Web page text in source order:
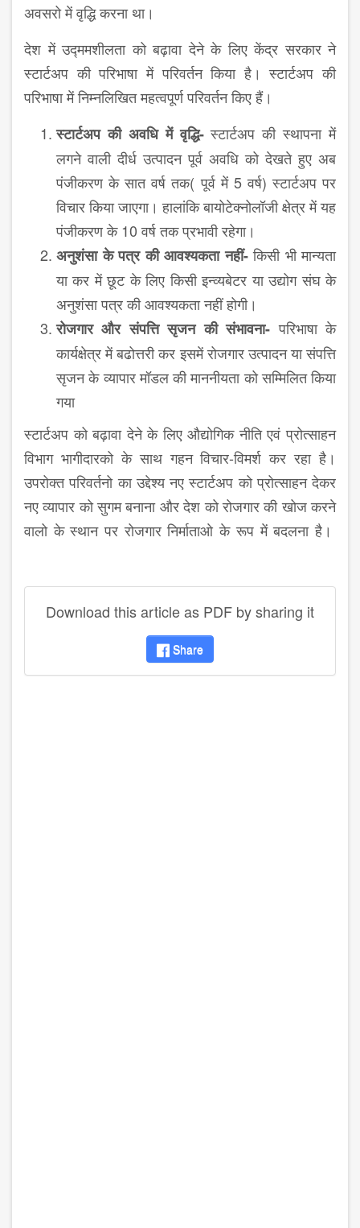
अवसरो में वृद्धि करना था।
देश में उद्ममशीलता को बढ़ावा देने के लिए केंद्र सरकार ने
स्टार्टअप की परिभाषा में परिवर्तन किया है। स्टार्टअप की
परिभाषा में निम्नलिखित महत्वपूर्ण परिवर्तन किए हैं।
स्टार्टअप की अवधि में वृद्धि-स्टार्टअप की स्थापना में
लगने वाली दीर्ध उत्पादन पूर्व अवधि को देखते हुए अब
पंजीकरण के सात वर्ष तक( पूर्व में 5 वर्ष) स्टार्टअप पर
विचार किया जाएगा। हालांकि बायोटेक्नोलॉजी क्षेत्र में यह
पंजीकरण के 10 वर्ष तक प्रभावी रहेगा।
अनुशंसा के पत्र की आवश्यकता नहीं-किसी भी मान्यता
या कर में छूट के लिए किसी इन्व्यबेटर या उद्योग संघ के
अनुशंसा पत्र की आवश्यकता नहीं होगी।
रोजगार और संपत्ति सृजन की संभावना-परिभाषा के
कार्यक्षेत्र में बढोत्तरी कर इसमें रोजगार उत्पादन या संपत्ति
सृजन के व्यापार मॉडल की माननीयता को सम्मिलित किया
गया
स्टार्टअप को बढ़ावा देने के लिए औद्योगिक नीति एवं प्रोत्साहन
विभाग भागीदारको के साथ गहन विचार-विमर्श कर रहा है।
उपरोक्त परिवर्तनो का उद्देश्य नए स्टार्टअप को प्रोत्साहन देकर
नए व्यापार को सुगम बनाना और देश को रोजगार की खोज करने
वालो के स्थान पर रोजगार निर्माताओ के रूप में बदलना है।
Download this article as PDF by sharing it
Share